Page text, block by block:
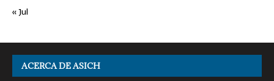
« Jul
ACERCA DE ASICH